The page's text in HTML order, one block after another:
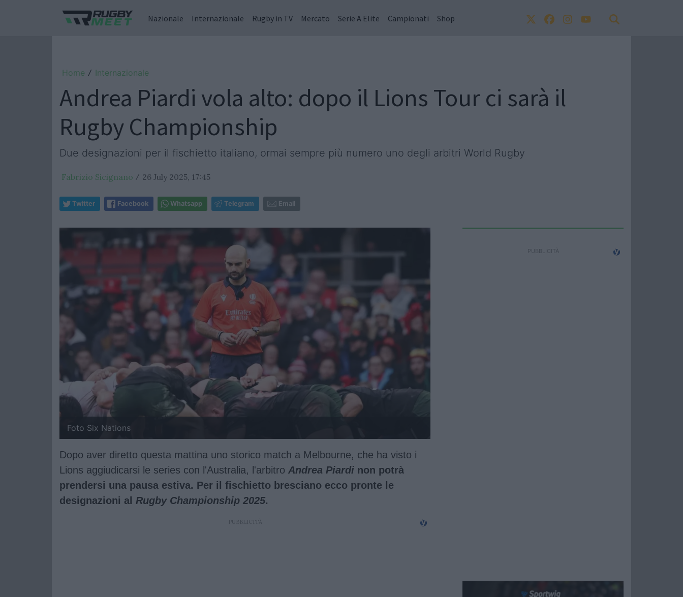
Nazionale Internazionale Rugby in TV Mercato Serie A Elite Campionati Shop
Home / Internazionale
Andrea Piardi vola alto: dopo il Lions Tour ci sarà il
Rugby Championship
Due designazioni per il fischietto italiano, ormai sempre più numero uno degli arbitri World Rugby
Fabrizio Sicignano / 26 July 2025, 17:45
Twitter Facebook Whatsapp Telegram Email
Foto Six Nations
Dopo aver diretto questa mattina uno storico match a Melbourne, che ha visto i
Lions aggiudicarsi le series con l'Australia, l'arbitro Andrea Piardi non potrà
prendersi una pausa estiva. Per il fischietto bresciano ecco pronte le
designazioni al Rugby Championship 2025.